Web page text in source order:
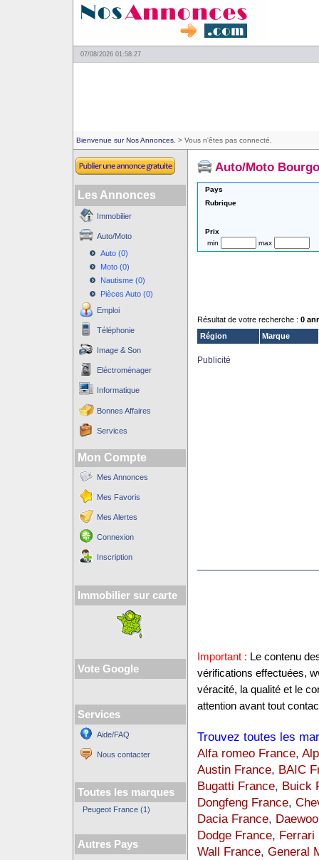
07/08/2026 01:58:27
Bienvenue sur Nos Annonces. > Vous n'êtes pas connecté.
Les Annonces
Immobilier
Auto/Moto
Auto (0)
Moto (0)
Nautisme (0)
Pièces Auto (0)
Emploi
Téléphonie
Image & Son
Eléctroménager
Informatique
Bonnes Affaires
Services
Mon Compte
Mes Annonces
Mes Favoris
Mes Alertes
Connexion
Inscription
Immobilier sur carte
Vote Google
Services
Aide/FAQ
Nous contacter
Toutes les marques
Peugeot France (1)
Autres Pays
Auto/Moto
Pays
Rubrique
Prix
min
max
Résultat de votre recherche : 0
Région
Marque
Publicité
Important : Le contenu
vérifications effectuées,
véracité, la qualité et le
attention avant tout
Trouvez toutes les
Alfa romeo France,
Austin France, BAIC
Bugatti France, Buick
Dongfeng France,
Dacia France,
Dodge France, Ferrari
Wall France, General